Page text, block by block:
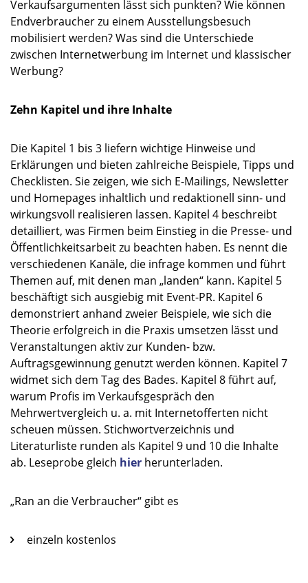
Verkaufsargumenten lässt sich punkten? Wie können
Endverbraucher zu einem Ausstellungsbesuch
mobilisiert werden? Was sind die Unterschiede
zwischen Internetwerbung im Internet und klassischer
Werbung?
Zehn Kapitel und ihre Inhalte
Die Kapitel 1 bis 3 liefern wichtige Hinweise und
Erklärungen und bieten zahlreiche Beispiele, Tipps und
Checklisten. Sie zeigen, wie sich E-Mailings, Newsletter
und Homepages inhaltlich und redaktionell sinn- und
wirkungsvoll realisieren lassen. Kapitel 4 beschreibt
detailliert, was Firmen beim Einstieg in die Presse- und
Öffentlichkeitsarbeit zu beachten haben. Es nennt die
verschiedenen Kanäle, die infrage kommen und führt
Themen auf, mit denen man „landen“ kann. Kapitel 5
beschäftigt sich ausgiebig mit Event-PR. Kapitel 6
demonstriert anhand zweier Beispiele, wie sich die
Theorie erfolgreich in die Praxis umsetzen lässt und
Veranstaltungen aktiv zur Kunden- bzw.
Auftragsgewinnung genutzt werden können. Kapitel 7
widmet sich dem Tag des Bades. Kapitel 8 führt auf,
warum Profis im Verkaufsgespräch den
Mehrwertvergleich u. a. mit Internetofferten nicht
scheuen müssen. Stichwortverzeichnis und
Literaturliste runden als Kapitel 9 und 10 die Inhalte
ab. Leseprobe gleich hier herunterladen.
„Ran an die Verbraucher“ gibt es
einzeln kostenlos